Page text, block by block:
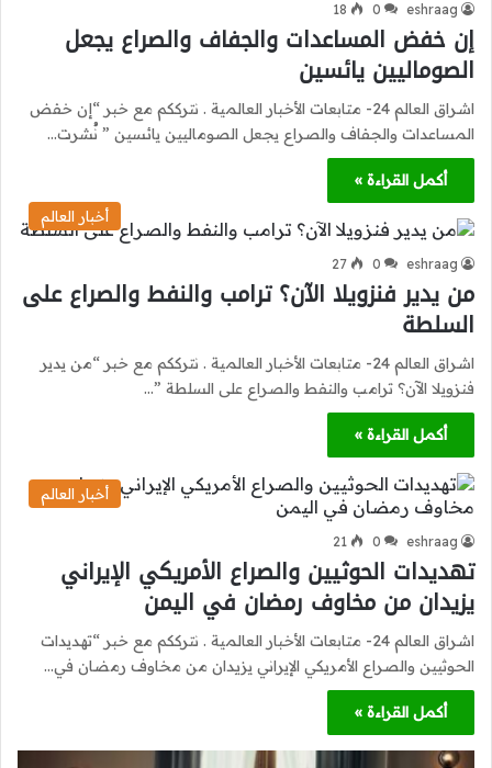
eshraag
0
18
إن خفض المساعدات والجفاف والصراع يجعل
الصوماليين يائسين
اشراق العالم 24- متابعات الأخبار العالمية . نترككم مع خبر “إن خفض
المساعدات والجفاف والصراع يجعل الصوماليين يائسين ” نُشرت…
أكمل القراءة »
أخبار العالم
eshraag
0
27
من يدير فنزويلا الآن؟ ترامب والنفط والصراع على
السلطة
اشراق العالم 24- متابعات الأخبار العالمية . نترككم مع خبر “من يدير
فنزويلا الآن؟ ترامب والنفط والصراع على السلطة ”…
أكمل القراءة »
أخبار العالم
eshraag
0
21
تهديدات الحوثيين والصراع الأمريكي الإيراني
يزيدان من مخاوف رمضان في اليمن
اشراق العالم 24- متابعات الأخبار العالمية . نترككم مع خبر “تهديدات
الحوثيين والصراع الأمريكي الإيراني يزيدان من مخاوف رمضان في…
أكمل القراءة »